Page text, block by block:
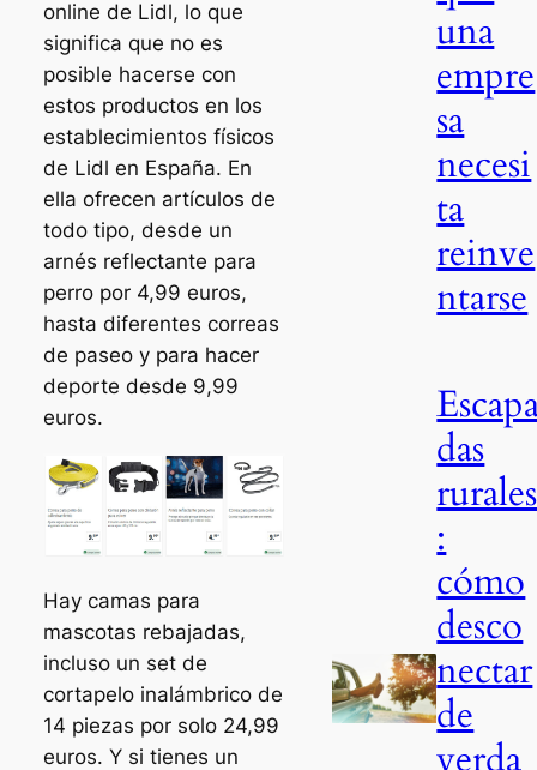
online de Lidl, lo que
significa que no es
posible hacerse con
estos productos en los
establecimientos físicos
de Lidl en España. En
ella ofrecen artículos de
todo tipo, desde un
arnés reflectante para
perro por 4,99 euros,
hasta diferentes correas
de paseo y para hacer
deporte desde 9,99
euros.
Hay camas para
mascotas rebajadas,
incluso un set de
cortapelo inalámbrico de
14 piezas por solo 24,99
euros. Y si tienes un
una
empre
sa
necesi
ta
reinve
ntarse
das
rurales
:
cómo
desco
nectar
de
verda